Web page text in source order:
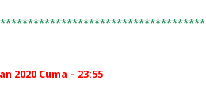
2020 Cuma – 23:55